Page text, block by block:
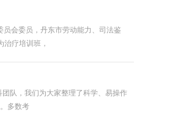
会委员，丹东市劳动能力、司法鉴
疗培训班，
队，我们为大家整理了科学、易操作
多数考